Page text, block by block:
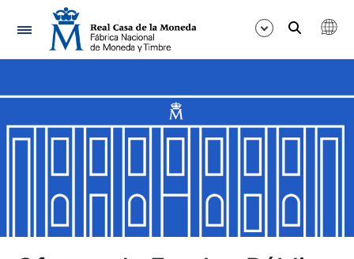
Navegación
Mostrar/Ocultar
Mostrar/Ocultar
Mostrar/Ocultar